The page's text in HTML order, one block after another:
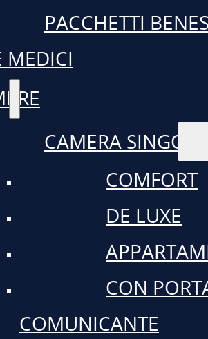
PACCHETTI
MEDICI
CAMERA SINGOLA
COMFORT
DE LUXE
CON
COMUNICANTE